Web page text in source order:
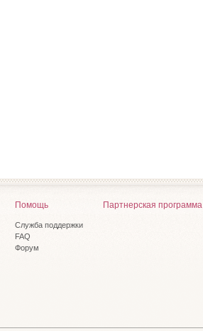
Помощь
Служба поддержки
FAQ
Форум
Партнерская программа